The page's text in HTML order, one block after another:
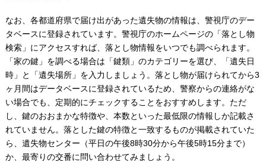
なお、各都道府県で届け出があった遺失物の情報は、警視庁のデー
タベースに登録されています。警視庁のホームページの「落とし物
検索」にアクセスすれば、落とし物情報をいつでも調べられます。
「家の鍵」を調べる場合は「鍵類」のカテゴリーを選び、「遺失日
時」と「遺失場所」を入力しましょう。落とし物が届けられてから3
ヶ月間はデータベースに登録されているため、警察からの連絡がな
い場合でも、定期的にチェックすることをおすすめします。ただ
し、鍵のおおまかな特徴や、本数といった最低限の情報しか記載さ
れていません。落とした鍵の特徴と一致するものが掲載されていた
ら、遺失物センター（平日の午後8時30分から午後5時15分まで）
か、最寄りの交番に問い合わせてみましょう。